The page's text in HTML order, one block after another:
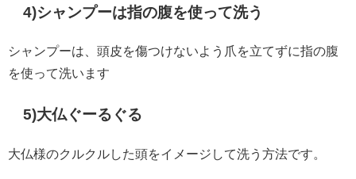
4)シャンプーは指の腹を使って洗う
シャンプーは、頭皮を傷つけないよう爪を立てずに指の腹
を使って洗います
5)大仏ぐーるぐる
大仏様のクルクルした頭をイメージして洗う方法です。